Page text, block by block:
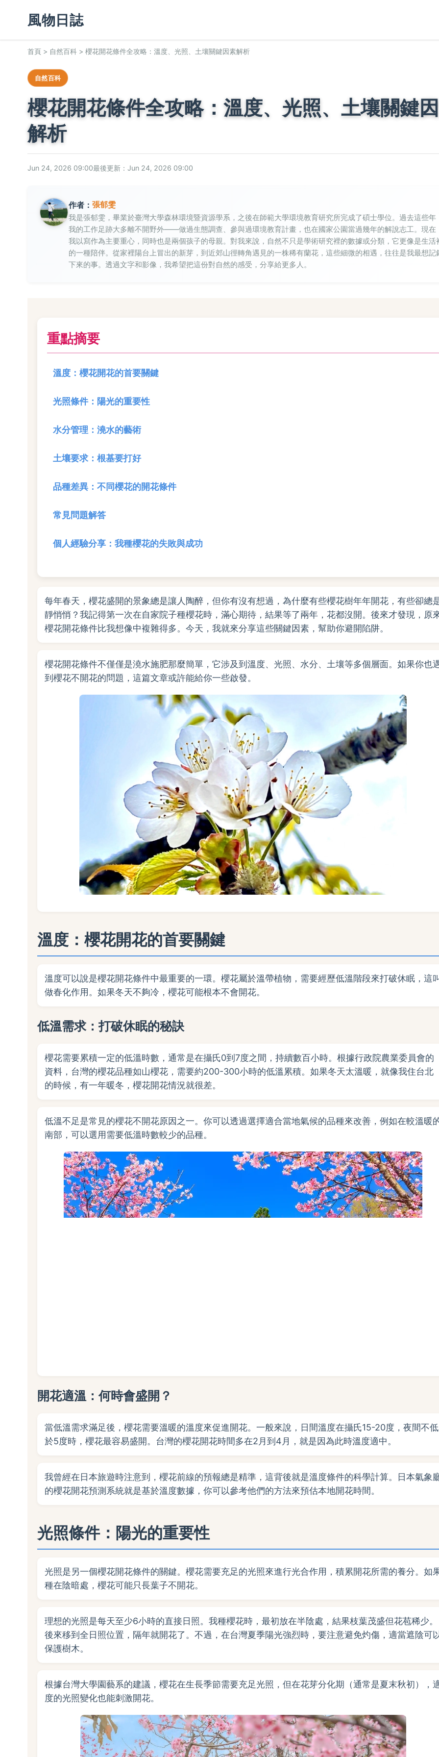
風物日誌
首頁 > 自然百科 > 櫻花開花條件全攻略：溫度、光照、土壤關鍵因素解析
自然百科
櫻花開花條件全攻略：溫度、光照、土壤關鍵
解析
Jun 24, 2026 09:00最後更新：Jun 24, 2026 09:00
作者： 張郁雯
我是張郁雯，畢業於臺灣大學森林環境暨資源學系，之後在師範大學環境教育研究所完成了碩士學位。過去這些年
我的工作足跡大多離不開野外——做過生態調查、參與過環境教育計畫，也在國家公園當過幾年的解說志工。現在
我以寫作為主要重心，同時也是兩個孩子的母親。對我來說，自然不只是學術研究裡的數據或分類，它更像是生活
的一種陪伴。從家裡陽台上冒出的新芽，到近郊山徑轉角遇見的一株稀有蘭花，這些細微的相遇，往往是我最想記
下來的事。透過文字和影像，我希望把這份對自然的感受，分享給更多人。
重點摘要
溫度：櫻花開花的首要關鍵
光照條件：陽光的重要性
水分管理：澆水的藝術
土壤要求：根基要打好
品種差異：不同櫻花的開花條件
常見問題解答
個人經驗分享：我種櫻花的失敗與成功
每年春天，櫻花盛開的景象總是讓人陶醉，但你有沒有想過，為什麼有些櫻花樹年年開花，有些卻總
靜悄悄？我記得第一次在自家院子種櫻花時，滿心期待，結果等了兩年，花都沒開。後來才發現，原
櫻花開花條件比我想像中複雜得多。今天，我就來分享這些關鍵因素，幫助你避開陷阱。
櫻花開花條件不僅僅是澆水施肥那麼簡單，它涉及到溫度、光照、水分、土壤等多個層面。如果你也
到櫻花不開花的問題，這篇文章或許能給你一些啟發。
溫度：櫻花開花的首要關鍵
溫度可以說是櫻花開花條件中最重要的一環。櫻花屬於溫帶植物，需要經歷低溫階段來打破休眠，這
做春化作用。如果冬天不夠冷，櫻花可能根本不會開花。
低溫需求：打破休眠的秘訣
櫻花需要累積一定的低溫時數，通常是在攝氏0到7度之間，持續數百小時。根據行政院農業委員會的
資料，台灣的櫻花品種如山櫻花，需要約200-300小時的低溫累積。如果冬天太溫暖，就像我住台北
的時候，有一年暖冬，櫻花開花情況就很差。
低溫不足是常見的櫻花不開花原因之一。你可以透過選擇適合當地氣候的品種來改善，例如在較溫暖
南部，可以選用需要低溫時數較少的品種。
開花適溫：何時會盛開？
當低溫需求滿足後，櫻花需要溫暖的溫度來促進開花。一般來說，日間溫度在攝氏15-20度，夜間不低
於5度時，櫻花最容易盛開。台灣的櫻花開花時間多在2月到4月，就是因為此時溫度適中。
我曾經在日本旅遊時注意到，櫻花前線的預報總是精準，這背後就是溫度條件的科學計算。日本氣象
的櫻花開花預測系統就是基於溫度數據，你可以參考他們的方法來預估本地開花時間。
光照條件：陽光的重要性
光照是另一個櫻花開花條件的關鍵。櫻花需要充足的光照來進行光合作用，積累開花所需的養分。如
種在陰暗處，櫻花可能只長葉子不開花。
理想的光照是每天至少6小時的直接日照。我種櫻花時，最初放在半陰處，結果枝葉茂盛但花苞稀少。
後來移到全日照位置，隔年就開花了。不過，在台灣夏季陽光強烈時，要注意避免灼傷，適當遮陰可
保護樹木。
根據台灣大學園藝系的建議，櫻花在生長季節需要充足光照，但在花芽分化期（通常是夏末秋初），
度的光照變化也能刺激開花。